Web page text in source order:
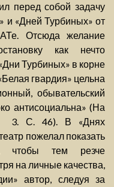
перед собой задачу
и «Дней Турбиных» от
Отсюда желание
как нечто
Турбиных» в корне
гвардия» цельна
обывательский
антисоциальна» (На
№ 3. С. 46). В «Днях
пожелал показать
чтобы тем резче
на личные качества,
автор, следуя за